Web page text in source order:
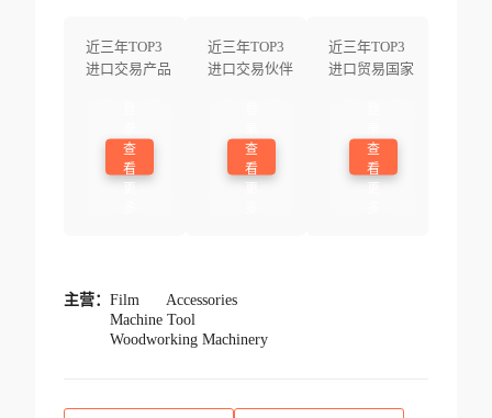
近三年TOP3
进口交易产品
查
看
近三年TOP3
进口交易伙伴
查
看
近三年TOP3
进口贸易国家
查
看
主营： Film
Accessories
Machine Tool
Woodworking Machinery